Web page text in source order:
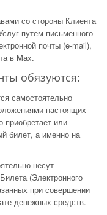
со стороны Клиента
путем письменного
почты (e-mail),
в Max.
обязуются:
самостоятельно
настоящих
приобретает или
билет, а именно на
несут
(Электронного
при совершении
денежных средств.